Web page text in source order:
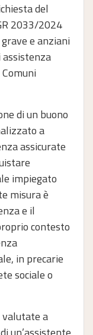
del
2033/2024
e anziani
di un buono
a
assicurate
impiegato
misura è
e il
contesto
in precarie
sociale o
a